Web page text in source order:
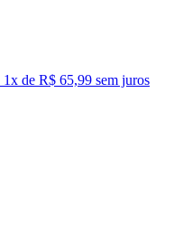
1x de R$ 65,99 sem juros